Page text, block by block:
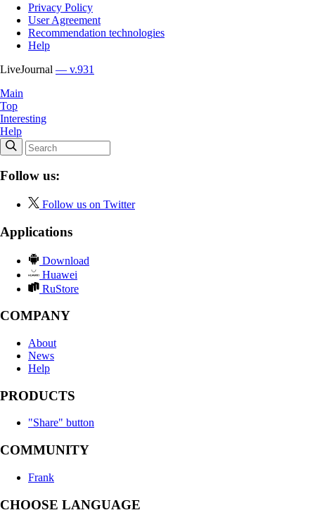
Privacy Policy
User Agreement
Recommendation technologies
Help
LiveJournal — v.931
Main
Top
Interesting
Help
Follow us:
Follow us on Twitter
Applications
Download
Huawei
RuStore
COMPANY
About
News
Help
PRODUCTS
"Share" button
COMMUNITY
Frank
CHOOSE LANGUAGE